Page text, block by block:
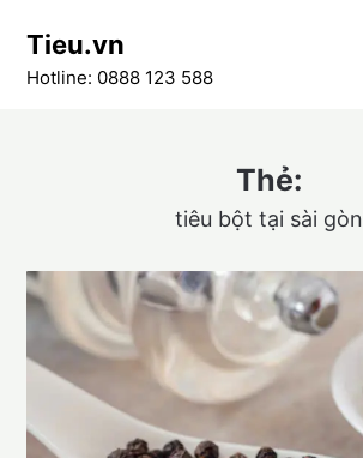
content
Tieu.vn
Hotline: 0888 123 588
Thẻ:
tiêu bột tại sài gòn